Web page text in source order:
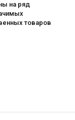
на ряд
товаров